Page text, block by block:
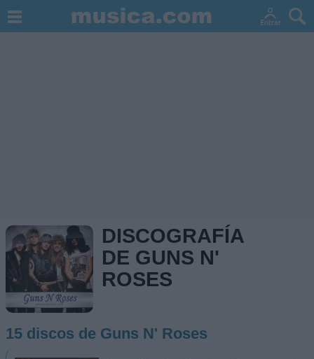
DISCOGRAFÍA
DE GUNS N'
ROSES
15 discos de Guns N' Roses